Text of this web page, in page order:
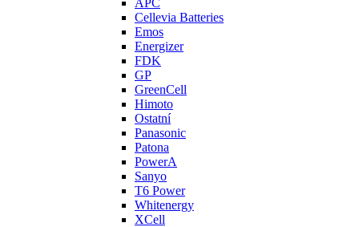
Cellevia Batteries
Emos
Energizer
FDK
GP
GreenCell
Himoto
Ostatní
Panasonic
Patona
PowerA
Sanyo
T6 Power
Whitenergy
XCell